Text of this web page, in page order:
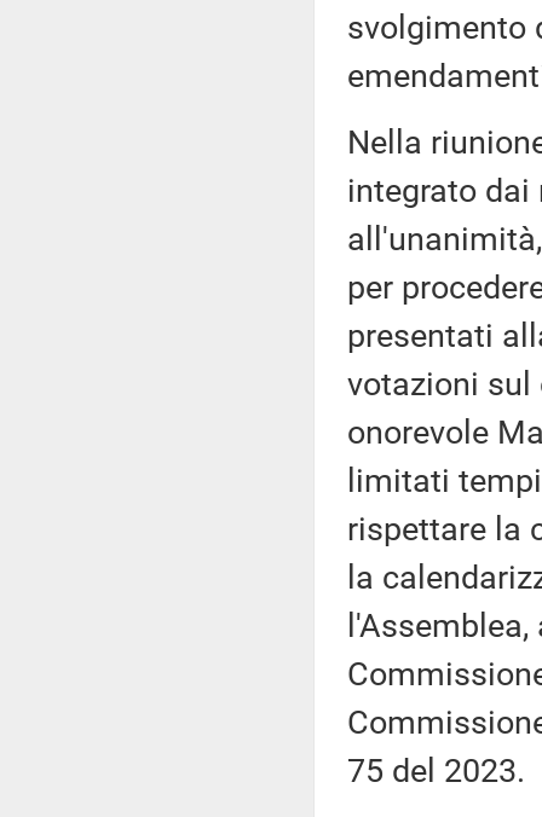
svolgimento
Nella
integrato dai
per
presentati
votazioni sul
onorevole
limitati
rispettare la
la
75 del 2023.